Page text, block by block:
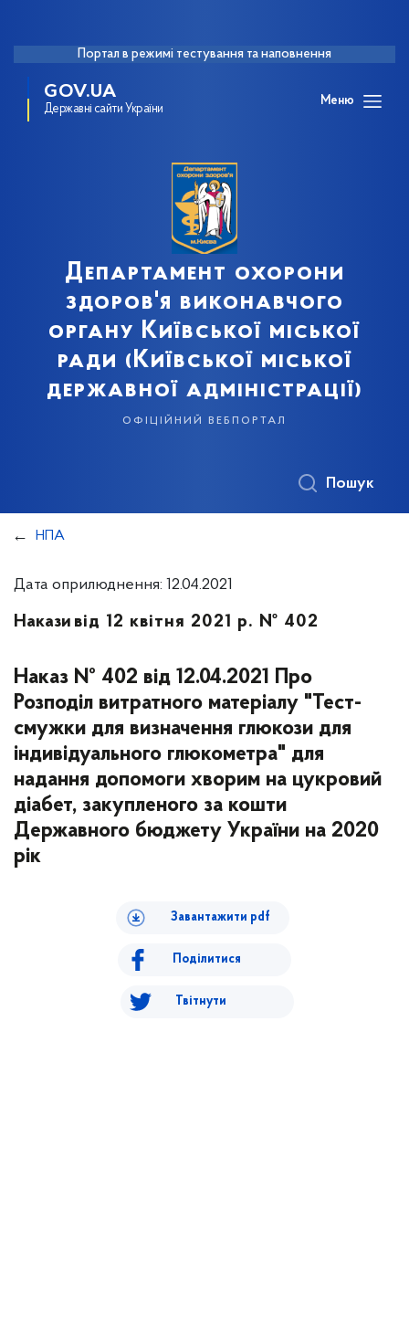
Портал в режимі тестування та наповнення
GOV.UA
Державні сайти України
Меню
Департамент охорони
здоров'я виконавчого
органу Київської міської
ради (Київської міської
державної адміністрації)
офіційний вебпортал
Пошук
НПА
Дата оприлюднення: 12.04.2021
Накази від 12 квітня 2021 р. № 402
Наказ № 402 від 12.04.2021 Про
Розподіл витратного матеріалу "Тест-
смужки для визначення глюкози для
індивідуального глюкометра" для
надання допомоги хворим на цукровий
діабет, закупленого за кошти
Державного бюджету України на 2020
рік
Завантажити pdf
Поділитися
Твітнути